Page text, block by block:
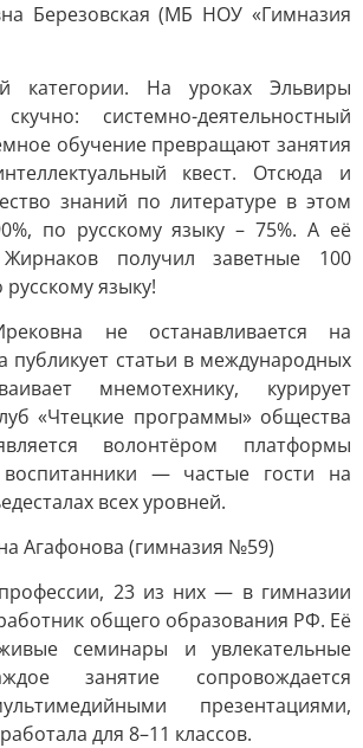
Березовская (МБ НОУ «Гимназия
категории. На уроках Эльвиры
системно-деятельностный
обучение превращают занятия
квест. Отсюда и
знаний по литературе в этом
по русскому языку – 75%. А её
получил заветные 100
языку!
не останавливается на
публикует статьи в международных
мнемотехнику, курирует
«Чтецкие программы» общества
волонтёром платформы
— частые гости на
всех уровней.
Агафонова (гимназия №59)
23 из них — в гимназии
общего образования РФ. Её
семинары и увлекательные
занятие сопровождается
презентациями,
для 8–11 классов.